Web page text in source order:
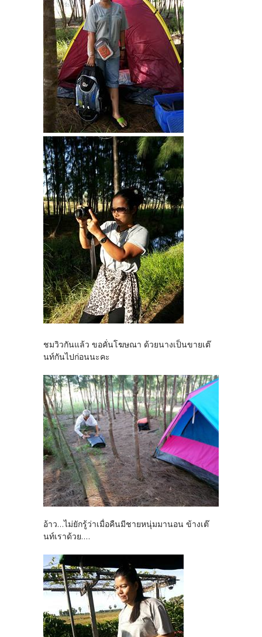
ชมวิวกันแล้ว ขอคั่นโฆษณา ด้วยนางเป็นขายเต๊
นท์กันไปก่อนนะคะ
อ้าว...ไม่ยักรู้ว่าเมื่อคืนมีชายหนุ่มมานอน ข้างเต๊
นท์เราด้วย....